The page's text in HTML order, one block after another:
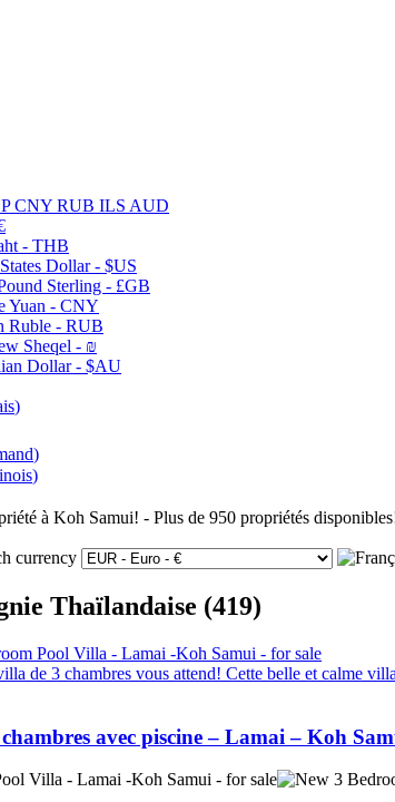
CNY RUB ILS AUD
- THB
Dollar - $US
Sterling - £GB
Yuan - CNY
Ruble - RUB
Sheqel - ₪
Dollar - $AU
)
)
)
à Koh Samui! - Plus de 950 propriétés
Thaïlandaise (419)
de 3 chambres vous attend! Cette belle et calme
avec piscine – Lamai – Koh